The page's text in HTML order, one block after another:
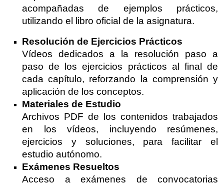
acompañadas de ejemplos prácticos,
utilizando el libro oficial de la asignatura.
Resolución de Ejercicios Prácticos
Vídeos dedicados a la resolución paso a
paso de los ejercicios prácticos al final de
cada capítulo, reforzando la comprensión y
aplicación de los conceptos.
Materiales de Estudio
Archivos PDF de los contenidos trabajados
en los vídeos, incluyendo resúmenes,
ejercicios y soluciones, para facilitar el
estudio autónomo.
Exámenes Resueltos
Acceso a exámenes de convocatorias